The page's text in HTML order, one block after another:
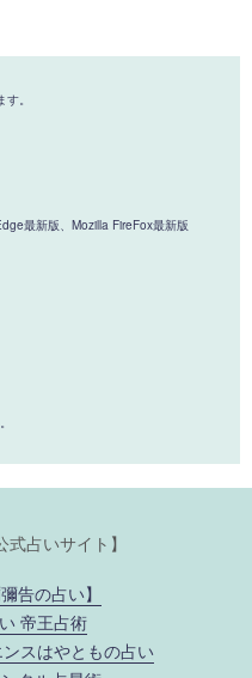
。
最新版、Mozilla FireFox最新版
式占いサイト】
告の占い】
帝王占術
スはやともの占い